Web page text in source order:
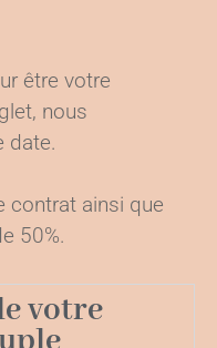
être votre
nous
date.
contrat ainsi que
50%.
votre